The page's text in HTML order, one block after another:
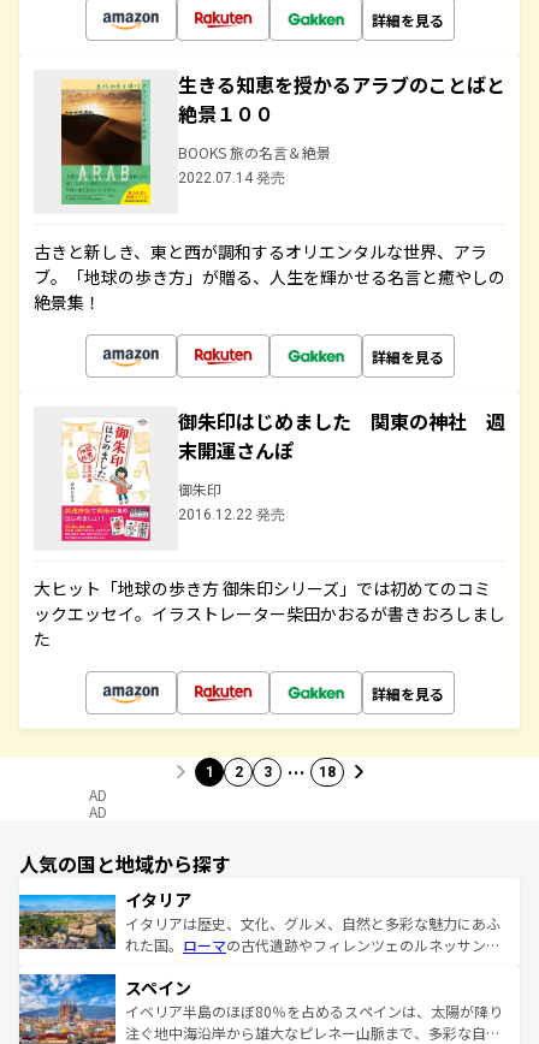
詳細を見る
生きる知恵を授かるアラブのことばと
絶景１００
BOOKS 旅の名言＆絶景
2022.07.14 発売
古きと新しき、東と西が調和するオリエンタルな世界、アラ
ブ。「地球の歩き方」が贈る、人生を輝かせる名言と癒やしの
絶景集！
詳細を見る
御朱印はじめました 関東の神社 週
末開運さんぽ
御朱印
2016.12.22 発売
大ヒット「地球の歩き方 御朱印シリーズ」では初めてのコミ
ックエッセイ。イラストレーター柴田かおるが書きおろしまし
た
詳細を見る
1 2 3 … 18
AD
AD
人気の国と地域から探す
イタリア
イタリアは歴史、文化、グルメ、自然と多彩な魅力にあふ
れた国。 ローマの古代遺跡やフィレンツェのルネッサンス
ろん、トスカーナの美しい田園風景やアマルフィ海岸の絶
景など、自然景観も見逃せない。観光の合間には、本場の
ピザやパスタなど、絶品のイタリア料理を堪能することも
スペイン
イベリア半島のほぼ80％を占めるスペインは、太陽が降り
注ぐ地中海沿岸から雄大なピレネー山脈まで、多彩な自然